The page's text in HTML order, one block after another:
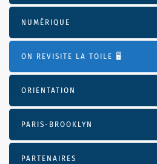
NUMÉRIQUE
ON REVISITE LA TOILE 🖥️
ORIENTATION
PARIS-BROOKLYN
PARTENAIRES